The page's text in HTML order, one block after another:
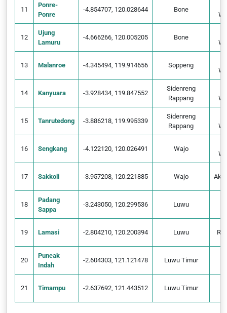
11
Ponre-
Ponre
-4.854707, 120.028644 Bone
12
Ujung
Lamuru
-4.666266, 120.005205 Bone
13 Malanroe -4.345494, 119.914656 Soppeng
14 Kanyuara -3.928434, 119.847552
Sidenreng
Rappang
15 Tanrutedong -3.886218, 119.995339
Sidenreng
Rappang
16 Sengkang -4.122120, 120.026491 Wajo
17 Sakkoli -3.957208, 120.221885 Wajo
18
Padang
Sappa
-3.243050, 120.299536 Luwu
19 Lamasi -2.804210, 120.200394 Luwu
20
Puncak
Indah
-2.604303, 121.121478 Luwu Timur
21 Timampu -2.637692, 121.443512 Luwu Timur